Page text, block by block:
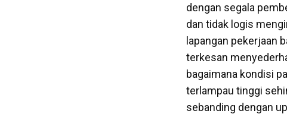
dengan segala
dan tidak logis
lapangan pekerjaan
terkesan
bagaimana kondisi
terlampau tinggi
sebanding dengan